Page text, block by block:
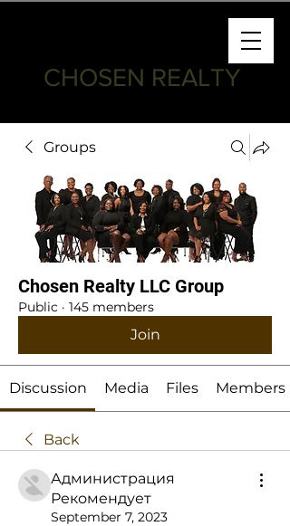
CHOSEN REALTY
Groups
Chosen Realty LLC Group
Public · 145 members
Join
Discussion Media Files Members
Back
Администрация
Рекомендует
September 7, 2023